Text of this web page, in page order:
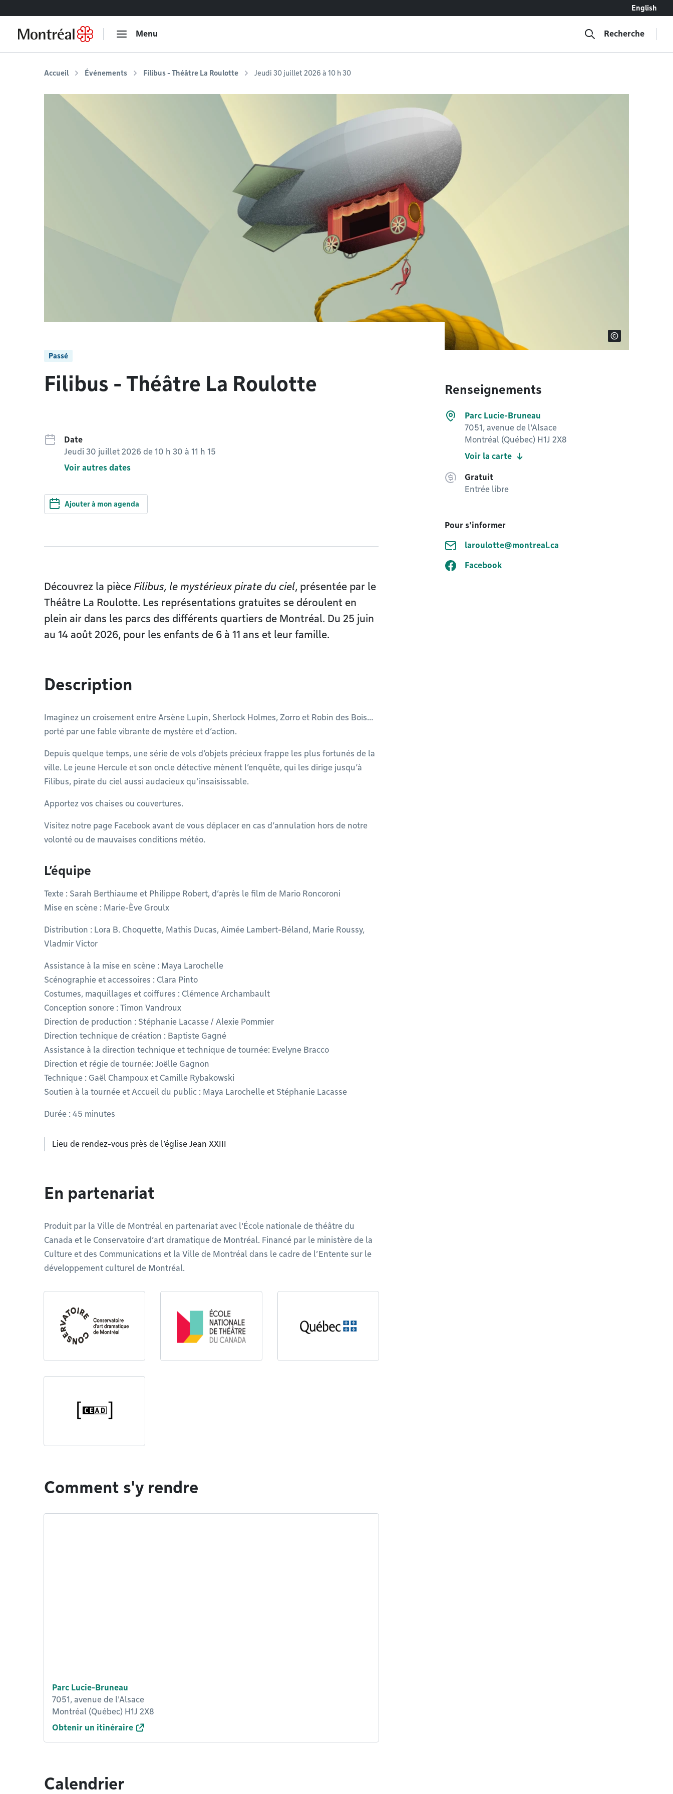
English
Menu Recherche
Accueil Événements Filibus - Théâtre La Roulotte Jeudi 30 juillet 2026 à 10 h 30
Passé
Filibus - Théâtre La Roulotte
Date
Jeudi 30 juillet 2026 de 10 h 30 à 11 h 15
Voir autres dates
Ajouter à mon agenda
Renseignements
Parc Lucie-Bruneau
7051, avenue de l'Alsace
Montréal (Québec) H1J 2X8
Voir la carte
Gratuit
Entrée libre
Pour s'informer
laroulotte@montreal.ca
Facebook
Découvrez la pièce Filibus, le mystérieux pirate du ciel, présentée par le
Théâtre La Roulotte. Les représentations gratuites se déroulent en
plein air dans les parcs des différents quartiers de Montréal. Du 25 juin
au 14 août 2026, pour les enfants de 6 à 11 ans et leur famille.
Description
Imaginez un croisement entre Arsène Lupin, Sherlock Holmes, Zorro et Robin des Bois…
porté par une fable vibrante de mystère et d’action.
Depuis quelque temps, une série de vols d’objets précieux frappe les plus fortunés de la
ville. Le jeune Hercule et son oncle détective mènent l’enquête, qui les dirige jusqu’à
Filibus, pirate du ciel aussi audacieux qu’insaisissable.
Apportez vos chaises ou couvertures.
Visitez notre page Facebook avant de vous déplacer en cas d’annulation hors de notre
volonté ou de mauvaises conditions météo.
L’équipe
Texte : Sarah Berthiaume et Philippe Robert, d’après le film de Mario Roncoroni
Mise en scène : Marie-Ève Groulx
Distribution : Lora B. Choquette, Mathis Ducas, Aimée Lambert-Béland, Marie Roussy,
Vladmir Victor
Assistance à la mise en scène : Maya Larochelle
Scénographie et accessoires : Clara Pinto
Costumes, maquillages et coiffures : Clémence Archambault
Conception sonore : Timon Vandroux
Direction de production : Stéphanie Lacasse / Alexie Pommier
Direction technique de création : Baptiste Gagné
Assistance à la direction technique et technique de tournée: Evelyne Bracco
Direction et régie de tournée: Joëlle Gagnon
Technique : Gaël Champoux et Camille Rybakowski
Soutien à la tournée et Accueil du public : Maya Larochelle et Stéphanie Lacasse
Durée : 45 minutes
Lieu de rendez-vous près de l’église Jean XXIII
En partenariat
Produit par la Ville de Montréal en partenariat avec l'École nationale de théâtre du
Canada et le Conservatoire d’art dramatique de Montréal. Financé par le ministère de la
Culture et des Communications et la Ville de Montréal dans le cadre de l’Entente sur le
développement culturel de Montréal.
Comment s'y rendre
Parc Lucie-Bruneau
7051, avenue de l'Alsace
Montréal (Québec) H1J 2X8
Obtenir un itinéraire
Calendrier